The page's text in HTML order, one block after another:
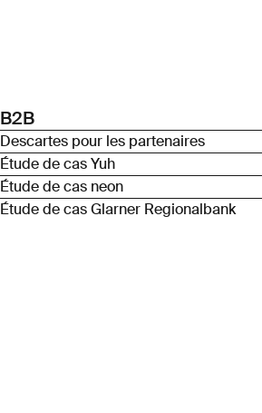
B2B
Descartes pour les partenaires
Étude de cas Yuh
Étude de cas neon
Étude de cas Glarner Regionalbank